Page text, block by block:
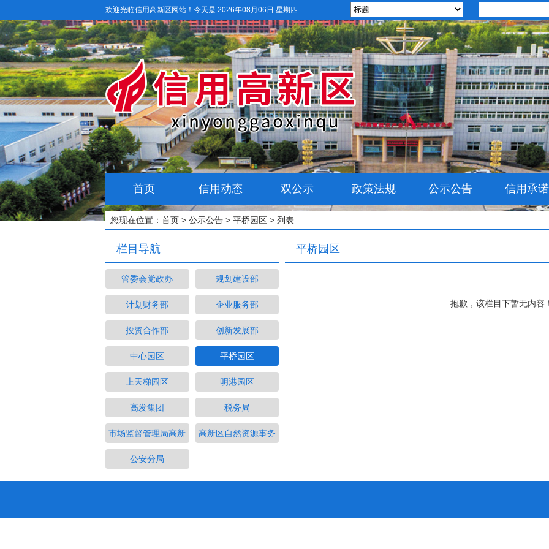
欢迎光临信用高新区网站！ 今天是 2026年08月06日 星期四
首页 信用动态 双公示 政策法规 公示公告 信用承诺
您现在位置： 首页 > 公示公告 > 平桥园区 > 列表
栏目导航
管委会党政办 规划建设部
计划财务部 企业服务部
投资合作部 创新发展部
中心园区 平桥园区
上天梯园区 明港园区
高发集团 税务局
市场监督管理局高新 高新区自然资源事务
公安分局
平桥园区
抱歉，该栏目下暂无内容